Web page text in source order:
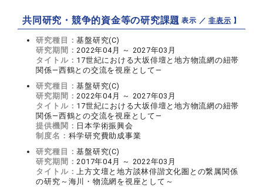
共同研究・競争的資金等の研究課題【 表示 ／非表示 】
研究種目：基盤研究(C)
研究期間：2022年04月 ～ 2027年03月
タイトル： 17世紀における大坂俳壇と地方物流網の紐帯
関係―西鶴との交流を視座として―
研究種目：基盤研究(C)
研究期間：2022年04月 ～ 2027年03月
タイトル： 17世紀における大坂俳壇と地方物流網の紐帯
関係―西鶴との交流を視座として―
提供機関： 日本学術振興会
制度名： 科学研究費助成事業
研究種目：基盤研究(C)
研究期間：2017年04月 ～ 2022年03月
タイトル：上方文壇と地方談林俳諧文化圏との繋属関係
の研究～海川・物流網を視座として～